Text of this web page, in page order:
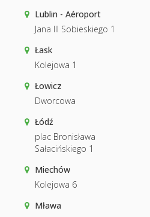
Lublin - Aéroport
Jana III Sobieskiego 1
Łask
Kolejowa 1
Łowicz
Dworcowa
Łódź
plac Bronisława
Sałacińskiego 1
Miechów
Kolejowa 6
Mława